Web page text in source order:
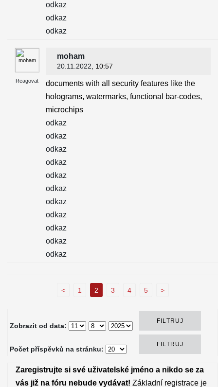
odkaz
odkaz
odkaz
Reagovat
moham
20.11.2022 , 10:57
documents with all security features like the
holograms, watermarks, functional bar-codes,
microchips
odkaz
odkaz
odkaz
odkaz
odkaz
odkaz
odkaz
odkaz
odkaz
odkaz
odkaz
< 1 2 3 4 5 >
Zobrazit od data:
Počet příspěvků na stránku:
Zaregistrujte si své uživatelské jméno a nikdo se za
vás již na fóru nebude vydávat! Základní registrace je